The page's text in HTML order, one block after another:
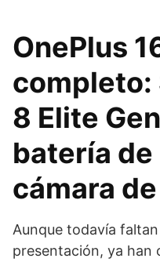
OnePlus
completo:
8 Elite
batería
cámara
Aunque todavía
presentación, ya han